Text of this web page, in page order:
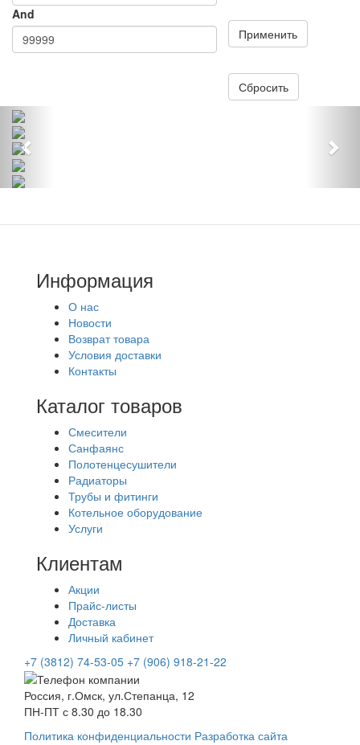
And
Применить
Сбросить
Информация
О нас
Новости
Возврат товара
Условия доставки
Контакты
Каталог товаров
Смесители
Санфаянс
Полотенцесушители
Радиаторы
Трубы и фитинги
Котельное оборудование
Услуги
Клиентам
Акции
Прайс-листы
Доставка
Личный кабинет
+7 (3812) 74-53-05 +7 (906) 918-21-22
Россия, г.Омск, ул.Степанца, 12
ПН-ПТ с 8.30 до 18.30
Политика конфиденциальности Разработка сайта